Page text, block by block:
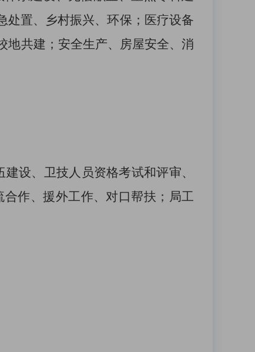
处置、乡村振兴、环保；医疗设备
地共建 ； 安全生产、房屋安全、消
设、卫技人员资格考试和评审、
合作、援外工作、对口帮扶 ； 局工